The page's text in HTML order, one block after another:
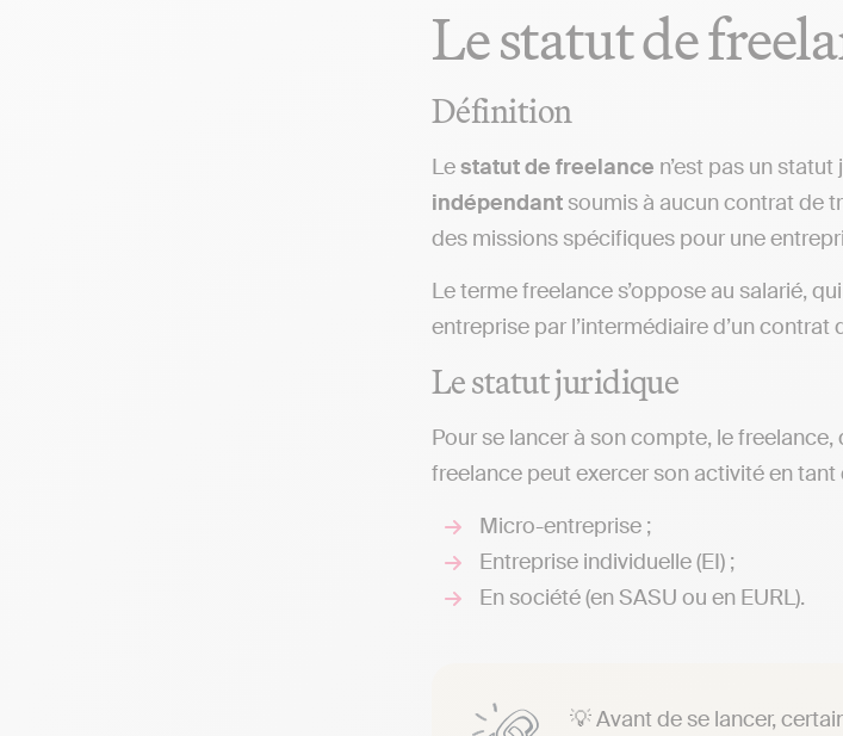
Le statut de
Définition
Lestatut de freelance n’est pas un statut
indépendant soumis à aucun contrat de
des missions spécifiques pour une
Le terme freelance s’oppose au salarié,
entreprise par l’intermédiaire d’un contrat
Le statut juridique
Pour se lancer à son compte, le
freelance peut exercer son activité en tant
Micro-entreprise ;
Entreprise individuelle (EI) ;
En société (en SASU ou en EURL).
💡 Avant de se lancer,